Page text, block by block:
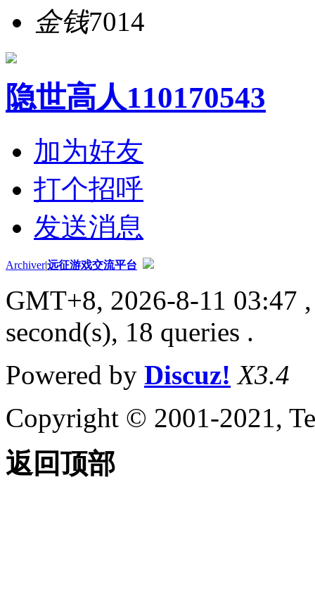
金钱7014
隐世高人110170543
加为好友
打个招呼
发送消息
Archiver|远征游戏交流平台
GMT+8, 2026-8-11 03:47
second(s), 18 queries .
Powered by Discuz! X3.4
Copyright © 2001-2021,
返回顶部